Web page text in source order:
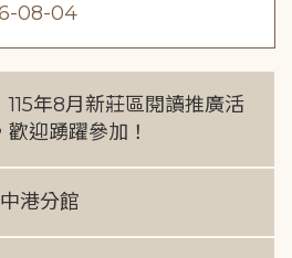
08-04
115年8月新莊區閱讀推廣活
迎踴躍參加！
港分館